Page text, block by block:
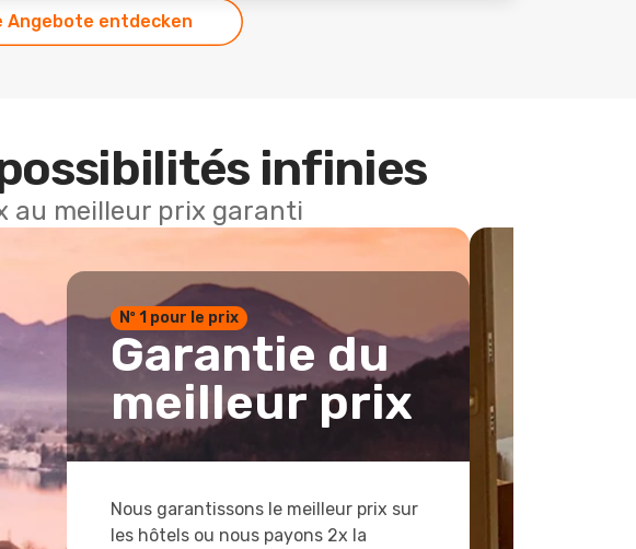
Angebote entdecken
infinies
au meilleur prix garanti
Nº 1 pour le prix
Garantie du
meilleur prix
Nous garantissons le meilleur prix sur
les hôtels ou nous payons 2x la